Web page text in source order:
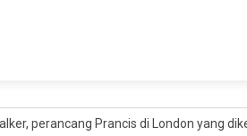
Resortperancang Prancis di London yang